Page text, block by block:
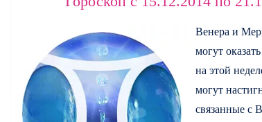
Венера и
могут
на этой
могут
связанные с